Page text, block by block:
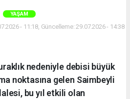
YAŞAM
- 11:18, Güncelleme: 29.07.2026 - 14:38
nedeniyle debisi büyük
noktasına gelen Saimbeyli
bu yıl etkili olan